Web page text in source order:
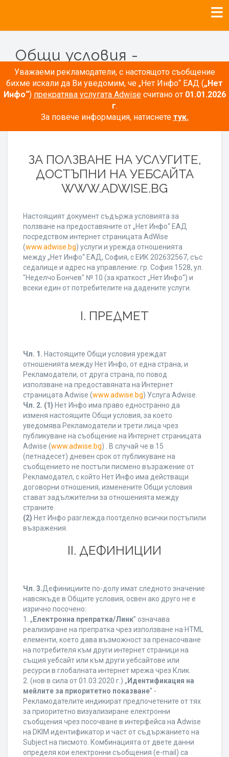
Уважаеми рекламодатели, с настоящото съобщение
бихме искали да Ви уведомим, че „Нет Инфо“ ЕАД („Нет
Инфо“) прекратява услугата Adwiseсчитано от 01.01.2026
г.
За повече информация, натиснете тук.
Общи условия -
Рекламодатели
ОБЩИ УСЛОВИЯ
ЗА ПОЛЗВАНЕ НА УСЛУГИТЕ,
ДОСТЪПНИ НА УЕБСАЙТА
WWW.ADWISE.BG
Настоящият документ съдържа условията за
ползване на предоставяните от „Нет Инфо“ ЕАД
посредством интернет страницата AdWise
(www.adwise.bg) услуги и урежда отношенията
между „Нет Инфо“ ЕАД, София, с ЕИК 202632567, със
седалище и адрес на управление: гр. София 1528, ул.
"Неделчо Бончев" № 10 (за краткост „Нет Инфо“) и
всеки един от потребителите на дадените услуги.
І. ПРЕДМЕТ
Чл. 1. Настоящите Общи условия уреждат
отношенията между Нет Инфо, от една страна, и
Рекламодатели, от друга страна, по повод
използване на предоставяната на Интернет
страницата Adwise (www.adwise.bg) Услуга Adwise.
Чл. 2. (1) Нет Инфо има право едностранно да
изменя настоящите Общи условия, за което
уведомява Рекламодатели и трети лица чрез
публикуване на съобщение на Интернет страницата
Adwise (www.adwise.bg) . В случай че в 15
(петнадесет) дневен срок от публикуване на
съобщението не постъпи писмено възражение от
Рекламодател, с който Нет Инфо има действащи
договорни отношения, изменените Общи условия
стават задължителни за отношенията между
страните.
(2) Нет Инфо разглежда поотделно всички постъпили
възражения.
ІІ. ДЕФИНИЦИИ
Чл. 3.Дефинициите по-долу имат следното значение
навсякъде в Общите условия, освен ако друго не е
изрично посочено:
1. „ Електронна препратка/Линк” означава
реализиране на препратка чрез използване на HTML
елементи, което дава възможност за пренасочване
на потребителя към други интернет страници на
същия уебсайт или към други уебсайтове или
ресурси в глобалната интернет мрежа чрез Клик.
2. (нов в сила от 01.03.2020 г.) „ Идентификация на
мейлите за приоритетно показване“ -
Рекламодателите индикират предпочетените от тях
за приоритетно визуализиране електронни
съобщения чрез посочване в интерфейса на Adwise
на DKIM идентификатор и част от съдържанието на
Subject на писмото. Комбинацията от двете данни
определя кои електронни съобщения (e-mail) са